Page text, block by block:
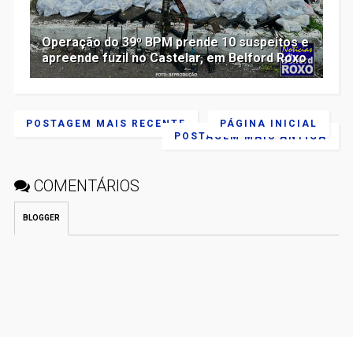
Operação do 39º BPM prende 10 suspeitos e
apreende fuzil no Castelar, em Belford Roxo
POSTAGEM MAIS RECENTE
POSTAGEM MAIS ANTIGA
PÁGINA INICIAL
COMENTÁRIOS
BLOGGER